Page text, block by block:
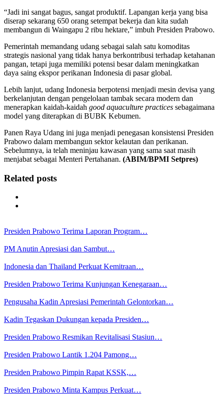
“Jadi ini sangat bagus, sangat produktif. Lapangan kerja yang bisa
diserap sekarang 650 orang setempat bekerja dan kita sudah
membangun di Waingapu 2 ribu hektare,” imbuh Presiden Prabowo.
Pemerintah memandang udang sebagai salah satu komoditas
strategis nasional yang tidak hanya berkontribusi terhadap ketahanan
pangan, tetapi juga memiliki potensi besar dalam meningkatkan
daya saing ekspor perikanan Indonesia di pasar global.
Lebih lanjut, udang Indonesia berpotensi menjadi mesin devisa yang
berkelanjutan dengan pengelolaan tambak secara modern dan
menerapkan kaidah-kaidah good aquaculture practices sebagaimana
model yang diterapkan di BUBK Kebumen.
Panen Raya Udang ini juga menjadi penegasan konsistensi Presiden
Prabowo dalam membangun sektor kelautan dan perikanan.
Sebelumnya, ia telah meninjau kawasan yang sama saat masih
menjabat sebagai Menteri Pertahanan. (ABIM/BPMI Setpres)
Related posts
Presiden Prabowo Terima Laporan Program…
PM Anutin Apresiasi dan Sambut…
Indonesia dan Thailand Perkuat Kemitraan…
Presiden Prabowo Terima Kunjungan Kenegaraan…
Pengusaha Kadin Apresiasi Pemerintah Gelontorkan…
Kadin Tegaskan Dukungan kepada Presiden…
Presiden Prabowo Resmikan Revitalisasi Stasiun…
Presiden Prabowo Lantik 1.204 Pamong…
Presiden Prabowo Pimpin Rapat KSSK,…
Presiden Prabowo Minta Kampus Perkuat…